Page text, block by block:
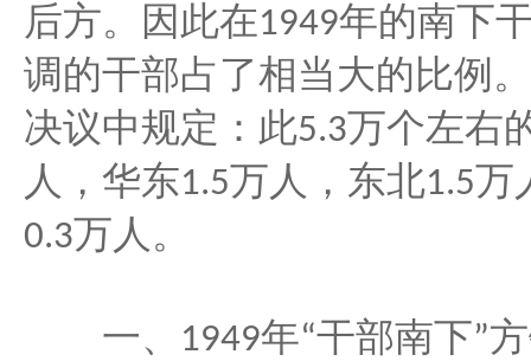
后方。因此在1949年的南下
调的干部占了相当大的比例
决议中规定：此5.3万个左右
人，华东1.5万人，东北1.5万
0.3万人。
一、 1949年“干部南下”